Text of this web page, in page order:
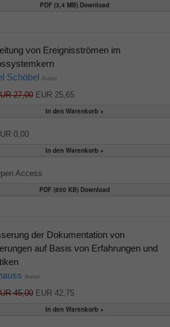
PDF (3,4 MB) Download
von Ereignisströmen im
Schöbel Autor
27,00EUR 25,65
0,00
Access
PDF (850 KB) Download
der Dokumentation von
auf Basis von Erfahrungen und
Autor
45,00EUR 42,75